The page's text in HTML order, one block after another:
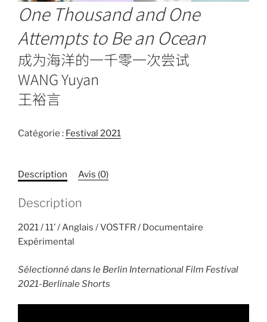
One Thousand and One
Attempts to Be an Ocean
成为海洋的一千零一次尝试
WANG Yuyan
王裕言
Catégorie : Festival 2021
Description Avis (0)
Description
2021 / 11’ / Anglais / VOSTFR / Documentaire
Expérimental
Sélectionné dans le Berlin International Film Festival
2021-Berlinale Shorts